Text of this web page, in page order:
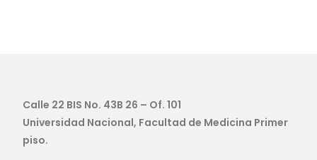
Calle 22 BIS No. 43B 26 – Of. 101
Universidad Nacional, Facultad de Medicina Primer
piso.